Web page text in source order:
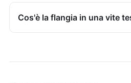
Cos'è la flangia in una vite